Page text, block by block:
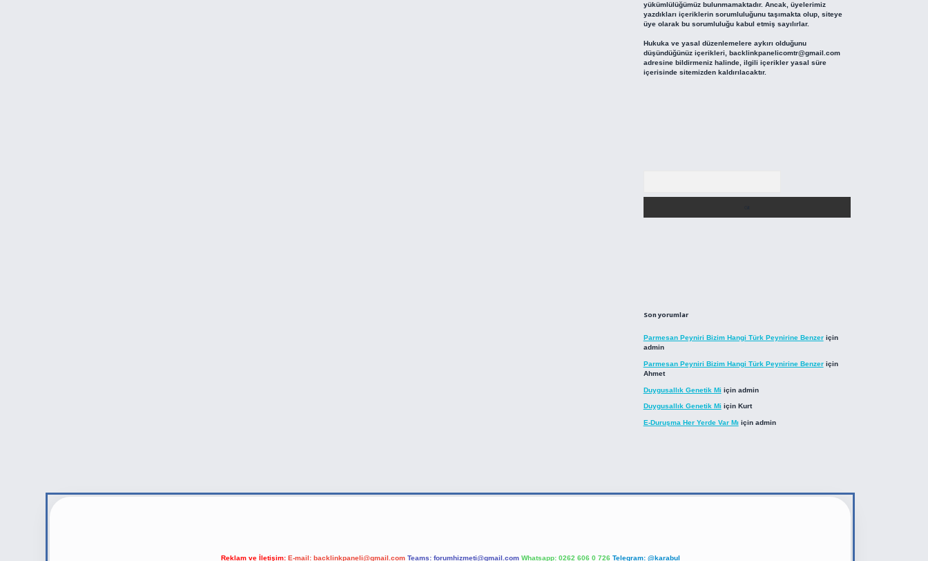
yükümlülüğümüz bulunmamaktadır. Ancak, üyelerimiz
yazdıkları içeriklerin sorumluluğunu taşımakta olup, siteye
üye olarak bu sorumluluğu kabul etmiş sayılırlar.
Hukuka ve yasal düzenlemelere aykırı olduğunu
düşündüğünüz içerikleri, backlinkpanelicomtr@gmail.com
adresine bildirmeniz halinde, ilgili içerikler yasal süre
içerisinde sitemizden kaldırılacaktır.
Son yorumlar
Parmesan Peyniri Bizim Hangi Türk Peynirine Benzeriçin
admin
Parmesan Peyniri Bizim Hangi Türk Peynirine Benzeriçin
Ahmet
Duygusallık Genetik Mi için admin
Duygusallık Genetik Mi için Kurt
E-Duruşma Her Yerde Var Mı için admin
Reklam ve İletişim: E-mail: backlinkpaneli@gmail.com Teams: forumhizmeti@gmail.com Whatsapp: 0262 606 0 726 Telegram: @karabul